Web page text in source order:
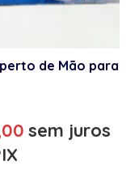
de Mão para
sem juros